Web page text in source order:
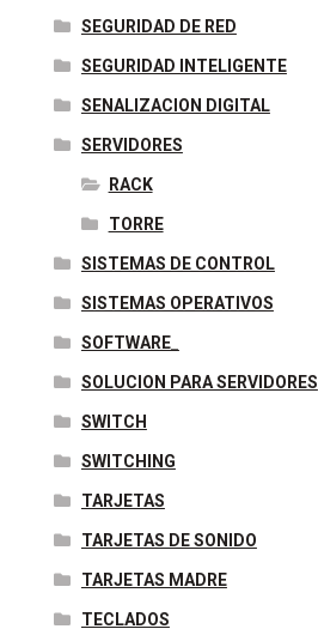
SEGURIDAD DE RED
SEGURIDAD INTELIGENTE
SENALIZACION DIGITAL
SERVIDORES
RACK
TORRE
SISTEMAS DE CONTROL
SISTEMAS OPERATIVOS
SOFTWARE_
SOLUCION PARA SERVIDORES
SWITCH
SWITCHING
TARJETAS
TARJETAS DE SONIDO
TARJETAS MADRE
TECLADOS